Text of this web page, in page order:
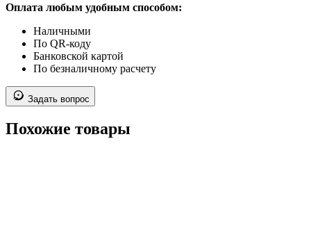
Оплата любым удобным способом:
Наличными
По QR-коду
Банковской картой
По безналичному расчету
Задать вопрос
Похожие товары